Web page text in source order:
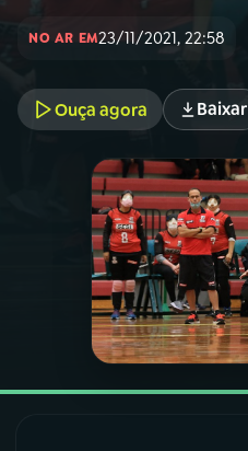
PROGRAMAS
PODCASTS
VIDEOCASTS
NO AR EM23/11/2021, 22:58
Ouça agora Baixar